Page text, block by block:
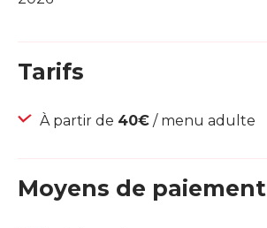
Tarifs
À partir de 40€ / menu adulte
Moyens de paiement